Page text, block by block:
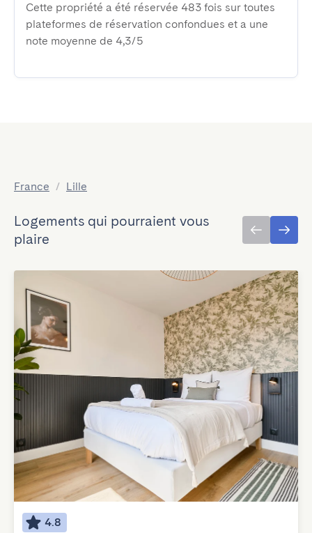
Cette propriété a été réservée 483 fois sur toutes
plateformes de réservation confondues et a une
note moyenne de 4,3/5
France / Lille
Logements qui pourraient vous
plaire
4.8